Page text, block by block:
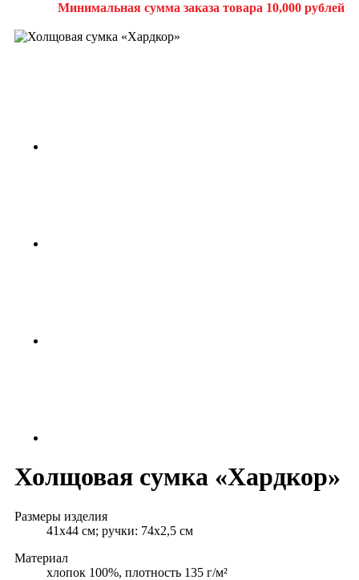
Минимальная сумма заказа товара 10,000 рублей
Холщовая сумка «Хардкор»
Размеры изделия
41х44 см; ручки: 74х2,5 см
Материал
хлопок 100%, плотность 135 г/м²